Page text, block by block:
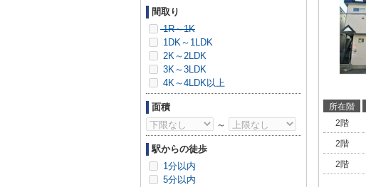
所在階
2階
2階
2階
間取り
1R～1K
1DK～1LDK
2K～2LDK
3K～3LDK
4K～4LDK以上
面積
～
駅からの徒歩
1分以内
5分以内